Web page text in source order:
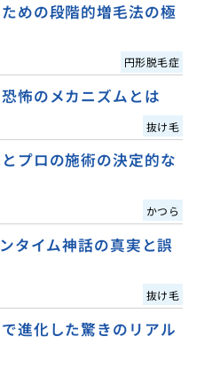
めの段階的増毛法の極
円形脱毛症
怖のメカニズムとは
抜け毛
プロの施術の決定的な
かつら
タイム神話の真実と誤
抜け毛
進化した驚きのリアル